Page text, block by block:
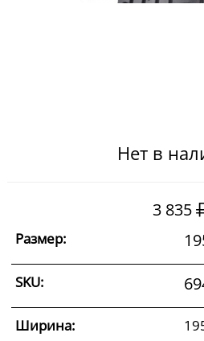
Нет в
3 835
Размер:
SKU:
Ширина: